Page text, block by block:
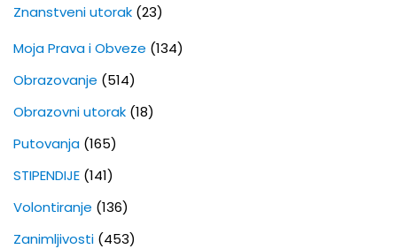
Znanstveni utorak (23)
Moja Prava i Obveze (134)
Obrazovanje (514)
Obrazovni utorak (18)
Putovanja (165)
STIPENDIJE (141)
Volontiranje (136)
Zanimljivosti (453)